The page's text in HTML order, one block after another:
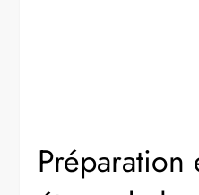
Préparation